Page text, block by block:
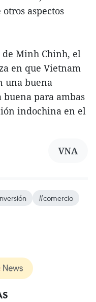
aspectos
Minh Chinh, el
en que Vietnam
una buena
para ambas
indochina en el
VNA
#comercio